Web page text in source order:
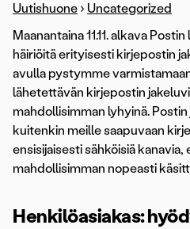
Uutishuone › Uncategorized
Maanantaina 11.11. alkava
häiriöitä erityisesti kirjepostin
avulla pystymme
lähetettävän kirjepostin
mahdollisimman lyhyinä.
kuitenkin meille saapuvaan
ensisijaisesti sähköisiä kanavia,
mahdollisimman nopeasti
Henkilöasiakas: